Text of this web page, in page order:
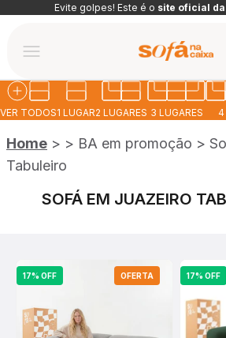
Pular para o conteúdoEvite golpes! Este é o site oficial da
Abrir menu de navegação
Sofá na Caixa
VER TODOS1 LUGAR2 LUGARES 3 LUGARES 4
Home > > BA em promoção >
Tabuleiro
SOFÁ EM JUAZEIRO
17% OFF OFERTA 17% OFF